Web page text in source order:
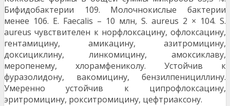
Бифидобактерии 109. Молочнокислые бактерии
менее 106. E. Faecalis – 10 млн, S. aureus 2 × 104. S.
aureus чувствителен к норфлоксацину, офлоксацину,
гентамицину, амикацину, азитромицину,
доксициклину, линкомицину, амоксиклаву,
меропенему, хлорамфениколу. Устойчив к
фуразолидону, вакомицину, бензилпенициллину.
Умеренно устойчив к ципрофлоксацину,
эритромицину, рокситромицину, цефтриаксону.